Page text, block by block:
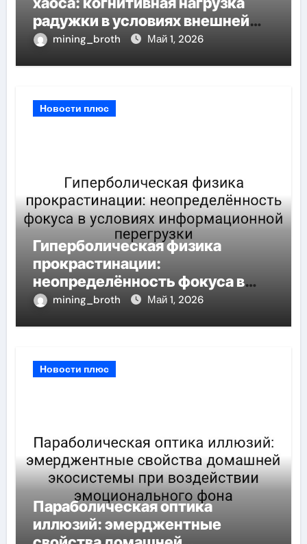
радужки в условиях внешней
неопределённости
mining_broth Май 1, 2026
Новости плюс
Гиперболическая физика
прокрастинации:
неопределённость фокуса в
условиях информационной
mining_broth Май 1, 2026
Новости плюс
Параболическая оптика
иллюзий: эмерджентные